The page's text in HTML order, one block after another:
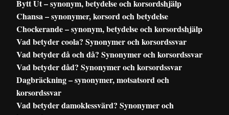
Bytt Ut – synonym, betydelse och korsordshjälp
Chansa – synonymer, korsord och betydelse
Chockerande – synonym, betydelse och korsordshjälp
Vad betyder coola? Synonymer och korsordssvar
Vad betyder då och då? Synonymer och korsordssvar
Vad betyder dåd? Synonymer och korsordssvar
Dagbräckning – synonymer, motsatsord och
korsordssvar
Vad betyder damoklessvärd? Synonymer och